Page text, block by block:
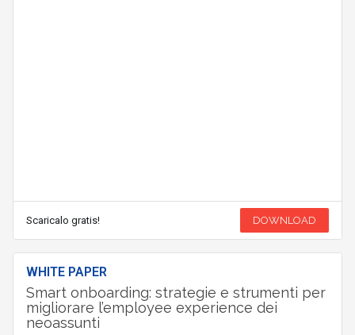
Scaricalo gratis! DOWNLOAD
WHITE PAPER
Smart onboarding: strategie e strumenti per
migliorare l’employee experience dei
neoassunti